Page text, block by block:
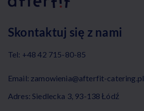
Skontaktuj się z nami
Tel: +48 42 715-80-85
Email: zamowienia@afterfit-catering.pl
Adres: Siedlecka 3, 93-138 Łódź